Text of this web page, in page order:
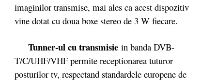
imaginilor transmise, mai ales ca acest dispozitiv
vine dotat cu doua boxe stereo de 3 W fiecare.
Tunner-ul cu transmisie in banda DVB-
T/C/UHF/VHF permite receptionarea tuturor
posturilor tv, respectand standardele europene de